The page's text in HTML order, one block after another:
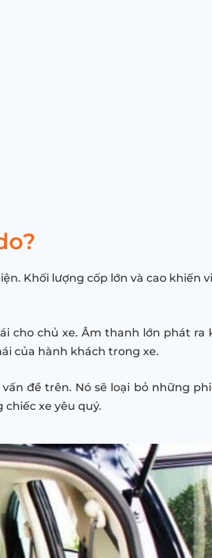
Khối lượng cốp lớn và cao khiến
cho chủ xe. Âm thanh lớn phát ra
của hành khách trong xe.
đề trên. Nó sẽ loại bỏ những
xe yêu quý.